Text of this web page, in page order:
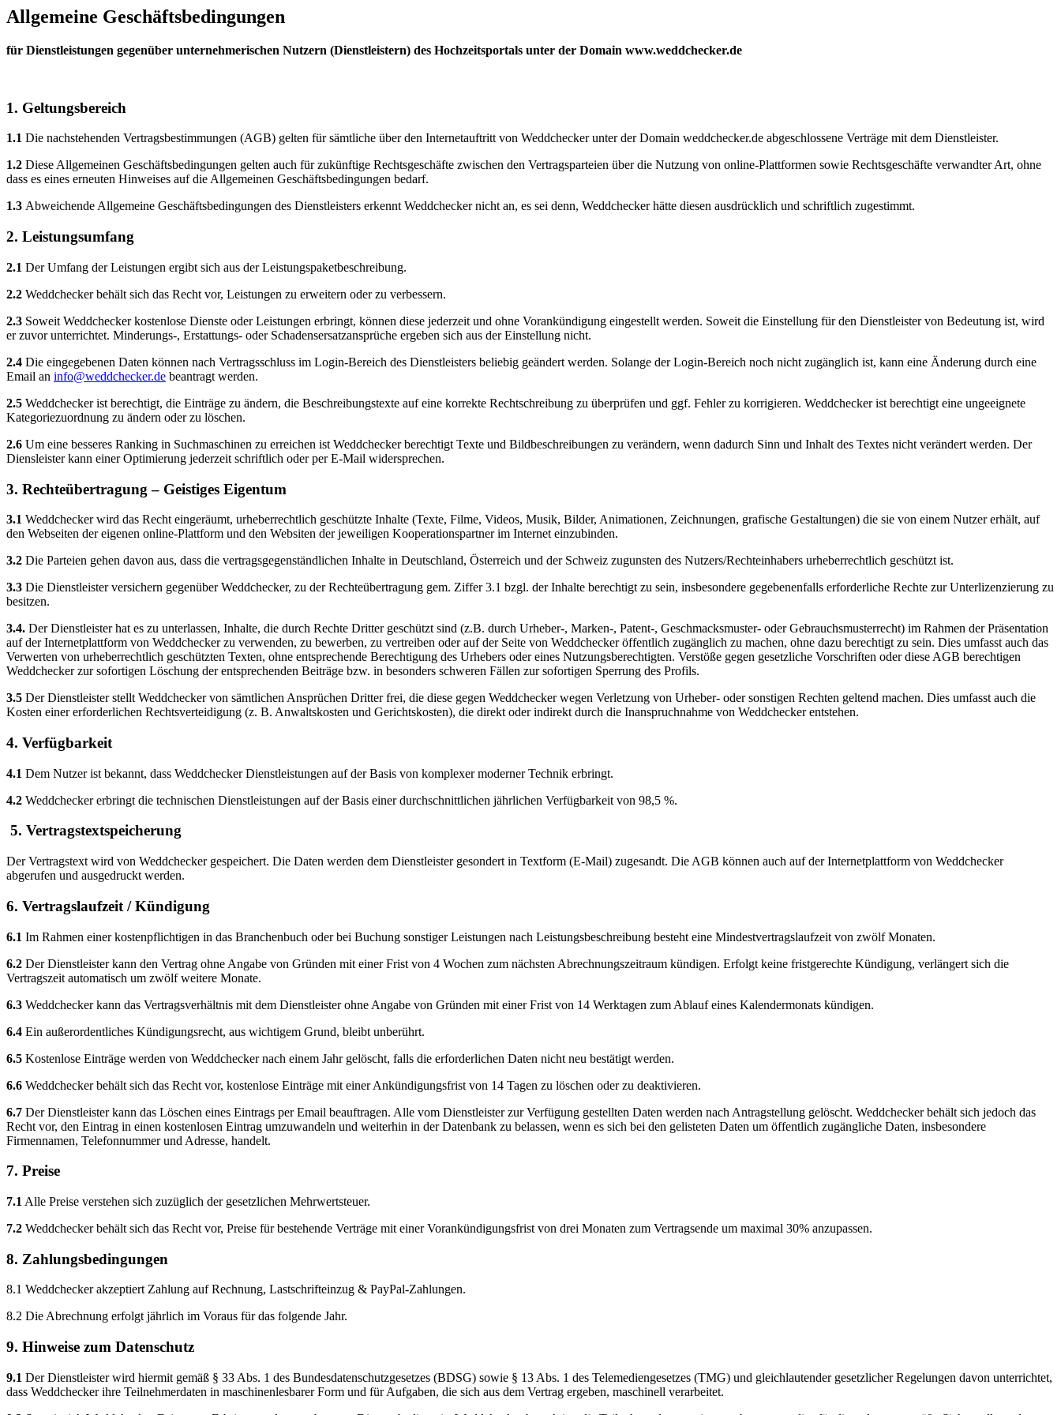
Allgemeine Geschäftsbedingungen
für Dienstleistungen gegenüber unternehmerischen Nutzern (Dienstleistern) des Hochzeitsportals unter der Domain www.weddchecker.de
1. Geltungsbereich
1.1 Die nachstehenden Vertragsbestimmungen (AGB) gelten für sämtliche über den Internetauftritt von Weddchecker unter der Domain weddchecker.de abgeschlossene Verträge mit dem Dienstleister.
1.2 Diese Allgemeinen Geschäftsbedingungen gelten auch für zukünftige Rechtsgeschäfte zwischen den Vertragsparteien über die Nutzung von online-Plattformen sowie Rechtsgeschäfte verwandter Art, ohne
dass es eines erneuten Hinweises auf die Allgemeinen Geschäftsbedingungen bedarf.
1.3 Abweichende Allgemeine Geschäftsbedingungen des Dienstleisters erkennt Weddchecker nicht an, es sei denn, Weddchecker hätte diesen ausdrücklich und schriftlich zugestimmt.
2. Leistungsumfang
2.1 Der Umfang der Leistungen ergibt sich aus der Leistungspaketbeschreibung.
2.2 Weddchecker behält sich das Recht vor, Leistungen zu erweitern oder zu verbessern.
2.3 Soweit Weddchecker kostenlose Dienste oder Leistungen erbringt, können diese jederzeit und ohne Vorankündigung eingestellt werden. Soweit die Einstellung für den Dienstleister von Bedeutung ist, wird
er zuvor unterrichtet. Minderungs-, Erstattungs- oder Schadensersatzansprüche ergeben sich aus der Einstellung nicht.
2.4 Die eingegebenen Daten können nach Vertragsschluss im Login-Bereich des Dienstleisters beliebig geändert werden. Solange der Login-Bereich noch nicht zugänglich ist, kann eine Änderung durch eine
Email an info@weddchecker.de beantragt werden.
2.5 Weddchecker ist berechtigt, die Einträge zu ändern, die Beschreibungstexte auf eine korrekte Rechtschreibung zu überprüfen und ggf. Fehler zu korrigieren. Weddchecker ist berechtigt eine ungeeignete
Kategoriezuordnung zu ändern oder zu löschen.
2.6 Um eine besseres Ranking in Suchmaschinen zu erreichen ist Weddchecker berechtigt Texte und Bildbeschreibungen zu verändern, wenn dadurch Sinn und Inhalt des Textes nicht verändert werden. Der
Diensleister kann einer Optimierung jederzeit schriftlich oder per E-Mail widersprechen.
3. Rechteübertragung – Geistiges Eigentum
3.1 Weddchecker wird das Recht eingeräumt, urheberrechtlich geschützte Inhalte (Texte, Filme, Videos, Musik, Bilder, Animationen, Zeichnungen, grafische Gestaltungen) die sie von einem Nutzer erhält, auf
den Webseiten der eigenen online-Plattform und den Websiten der jeweiligen Kooperationspartner im Internet einzubinden.
3.2 Die Parteien gehen davon aus, dass die vertragsgegenständlichen Inhalte in Deutschland, Österreich und der Schweiz zugunsten des Nutzers/Rechteinhabers urheberrechtlich geschützt ist.
3.3 Die Dienstleister versichern gegenüber Weddchecker, zu der Rechteübertragung gem. Ziffer 3.1 bzgl. der Inhalte berechtigt zu sein, insbesondere gegebenenfalls erforderliche Rechte zur Unterlizenzierung zu
besitzen.
3.4. Der Dienstleister hat es zu unterlassen, Inhalte, die durch Rechte Dritter geschützt sind (z.B. durch Urheber-, Marken-, Patent-, Geschmacksmuster- oder Gebrauchsmusterrecht) im Rahmen der Präsentation
auf der Internetplattform von Weddchecker zu verwenden, zu bewerben, zu vertreiben oder auf der Seite von Weddchecker öffentlich zugänglich zu machen, ohne dazu berechtigt zu sein. Dies umfasst auch das
Verwerten von urheberrechtlich geschützten Texten, ohne entsprechende Berechtigung des Urhebers oder eines Nutzungsberechtigten. Verstöße gegen gesetzliche Vorschriften oder diese AGB berechtigen
Weddchecker zur sofortigen Löschung der entsprechenden Beiträge bzw. in besonders schweren Fällen zur sofortigen Sperrung des Profils.
3.5 Der Dienstleister stellt Weddchecker von sämtlichen Ansprüchen Dritter frei, die diese gegen Weddchecker wegen Verletzung von Urheber- oder sonstigen Rechten geltend machen. Dies umfasst auch die
Kosten einer erforderlichen Rechtsverteidigung (z. B. Anwaltskosten und Gerichtskosten), die direkt oder indirekt durch die Inanspruchnahme von Weddchecker entstehen.
4. Verfügbarkeit
4.1 Dem Nutzer ist bekannt, dass Weddchecker Dienstleistungen auf der Basis von komplexer moderner Technik erbringt.
4.2 Weddchecker erbringt die technischen Dienstleistungen auf der Basis einer durchschnittlichen jährlichen Verfügbarkeit von 98,5 %.
5. Vertragstextspeicherung
Der Vertragstext wird von Weddchecker gespeichert. Die Daten werden dem Dienstleister gesondert in Textform (E-Mail) zugesandt. Die AGB können auch auf der Internetplattform von Weddchecker
abgerufen und ausgedruckt werden.
6. Vertragslaufzeit / Kündigung
6.1 Im Rahmen einer kostenpflichtigen in das Branchenbuch oder bei Buchung sonstiger Leistungen nach Leistungsbeschreibung besteht eine Mindestvertragslaufzeit von zwölf Monaten.
6.2 Der Dienstleister kann den Vertrag ohne Angabe von Gründen mit einer Frist von 4 Wochen zum nächsten Abrechnungszeitraum kündigen. Erfolgt keine fristgerechte Kündigung, verlängert sich die
Vertragszeit automatisch um zwölf weitere Monate.
6.3 Weddchecker kann das Vertragsverhältnis mit dem Dienstleister ohne Angabe von Gründen mit einer Frist von 14 Werktagen zum Ablauf eines Kalendermonats kündigen.
6.4 Ein außerordentliches Kündigungsrecht, aus wichtigem Grund, bleibt unberührt.
6.5 Kostenlose Einträge werden von Weddchecker nach einem Jahr gelöscht, falls die erforderlichen Daten nicht neu bestätigt werden.
6.6 Weddchecker behält sich das Recht vor, kostenlose Einträge mit einer Ankündigungsfrist von 14 Tagen zu löschen oder zu deaktivieren.
6.7 Der Dienstleister kann das Löschen eines Eintrags per Email beauftragen. Alle vom Dienstleister zur Verfügung gestellten Daten werden nach Antragstellung gelöscht. Weddchecker behält sich jedoch das
Recht vor, den Eintrag in einen kostenlosen Eintrag umzuwandeln und weiterhin in der Datenbank zu belassen, wenn es sich bei den gelisteten Daten um öffentlich zugängliche Daten, insbesondere
Firmennamen, Telefonnummer und Adresse, handelt.
7. Preise
7.1 Alle Preise verstehen sich zuzüglich der gesetzlichen Mehrwertsteuer.
7.2 Weddchecker behält sich das Recht vor, Preise für bestehende Verträge mit einer Vorankündigungsfrist von drei Monaten zum Vertragsende um maximal 30% anzupassen.
8. Zahlungsbedingungen
8.1 Weddchecker akzeptiert Zahlung auf Rechnung, Lastschrifteinzug & PayPal-Zahlungen.
8.2 Die Abrechnung erfolgt jährlich im Voraus für das folgende Jahr.
9. Hinweise zum Datenschutz
9.1 Der Dienstleister wird hiermit gemäß § 33 Abs. 1 des Bundesdatenschutzgesetzes (BDSG) sowie § 13 Abs. 1 des Telemediengesetzes (TMG) und gleichlautender gesetzlicher Regelungen davon unterrichtet,
dass Weddchecker ihre Teilnehmerdaten in maschinenlesbarer Form und für Aufgaben, die sich aus dem Vertrag ergeben, maschinell verarbeitet.